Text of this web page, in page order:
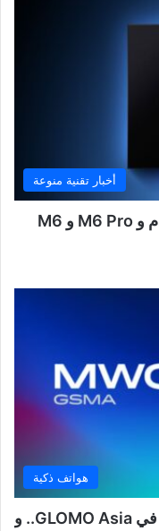
أخبار تقنية منوعة
آبل تُغيّر خططها.. معالجات M7 تتقدم و M6 Pro و M6
هواتف ذكية
Honor Magic V6 يخطف جائزتين في GLOMO Asia.. و